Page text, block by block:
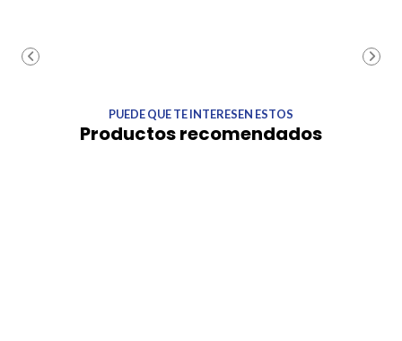
PUEDE QUE TE INTERESEN ESTOS
Productos recomendados